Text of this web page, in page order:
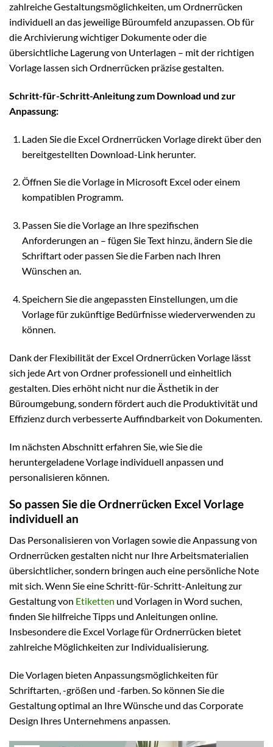
zahlreiche Gestaltungsmöglichkeiten, um Ordnerrücken
individuell an das jeweilige Büroumfeld anzupassen. Ob für
die Archivierung wichtiger Dokumente oder die
übersichtliche Lagerung von Unterlagen – mit der richtigen
Vorlage lassen sich Ordnerrücken präzise gestalten.
Schritt-für-Schritt-Anleitung zum Download und zur
Anpassung:
Laden Sie die Excel Ordnerrücken Vorlage direkt über den
bereitgestellten Download-Link herunter.
Öffnen Sie die Vorlage in Microsoft Excel oder einem
kompatiblen Programm.
Passen Sie die Vorlage an Ihre spezifischen
Anforderungen an – fügen Sie Text hinzu, ändern Sie die
Schriftart oder passen Sie die Farben nach Ihren
Wünschen an.
Speichern Sie die angepassten Einstellungen, um die
Vorlage für zukünftige Bedürfnisse wiederverwenden zu
können.
Dank der Flexibilität der Excel Ordnerrücken Vorlage lässt
sich jede Art von Ordner professionell und einheitlich
gestalten. Dies erhöht nicht nur die Ästhetik in der
Büroumgebung, sondern fördert auch die Produktivität und
Effizienz durch verbesserte Auffindbarkeit von Dokumenten.
Im nächsten Abschnitt erfahren Sie, wie Sie die
heruntergeladene Vorlage individuell anpassen und
personalisieren können.
So passen Sie die Ordnerrücken Excel Vorlage
individuell an
Das Personalisieren von Vorlagen sowie die Anpassung von
Ordnerrücken gestalten nicht nur Ihre Arbeitsmaterialien
übersichtlicher, sondern bringen auch eine persönliche Note
mit sich. Wenn Sie eine Schritt-für-Schritt-Anleitung zur
Gestaltung von Etiketten und Vorlagen in Word suchen,
finden Sie hilfreiche Tipps und Anleitungen online.
Insbesondere die Excel Vorlage für Ordnerrücken bietet
zahlreiche Möglichkeiten zur Individualisierung.
Die Vorlagen bieten Anpassungsmöglichkeiten für
Schriftarten, -größen und -farben. So können Sie die
Gestaltung optimal an Ihre Wünsche und das Corporate
Design Ihres Unternehmens anpassen.